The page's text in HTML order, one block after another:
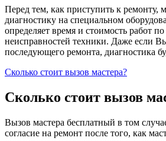
Перед тем, как приступить к ремонту,
диагностику на специальном
определяет время и стоимость работ
неисправностей техники. Даже если
последующего ремонта, диагностика
Сколько стоит вызов мастера?
Сколько стоит вызов
Вызов мастера бесплатный в том
согласие на ремонт после того, как